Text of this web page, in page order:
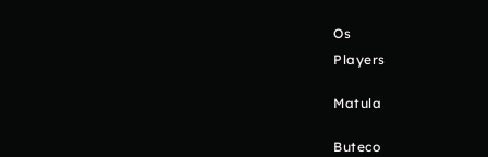
Os
Players
Matula
Buteco